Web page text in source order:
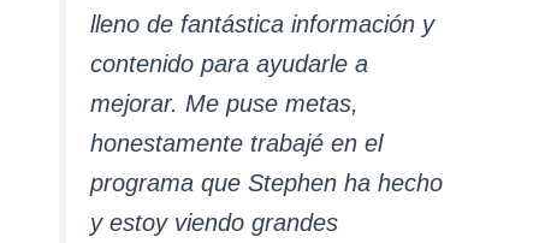
lleno de fantástica información y
contenido para ayudarle a
mejorar. Me puse metas,
honestamente trabajé en el
programa que Stephen ha hecho
y estoy viendo grandes